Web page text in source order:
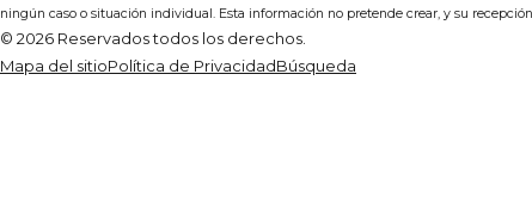
ningún caso o situación individual. Esta información no pretende crear, y su
© 2026 Reservados todos los derechos.
Mapa del sitioPolítica de PrivacidadBúsqueda